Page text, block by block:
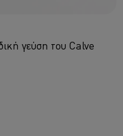
γεύση του Calve